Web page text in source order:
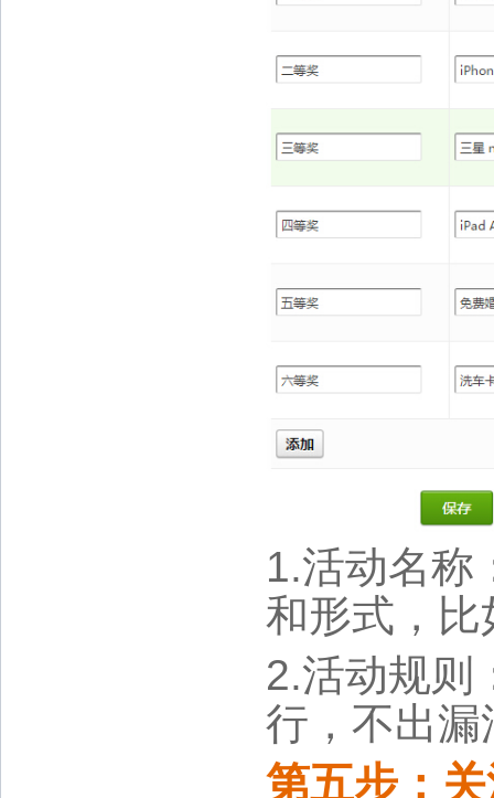
1.活动名称
和形式，
2.活动规则
行，不出漏
第五步：